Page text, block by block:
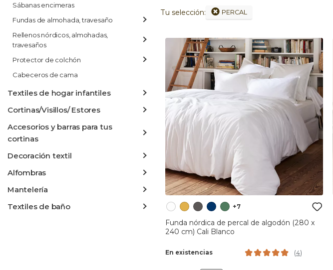
Sábanas encimeras
Fundas de almohada, travesaño
Rellenos nórdicos, almohadas,
travesaños
Protector de colchón
Cabeceros de cama
Textiles de hogar infantiles
Cortinas/Visillos/ Estores
Accesorios y barras para tus
cortinas
Decoración textil
Alfombras
Mantelería
Textiles de baño
Tu selección: PERCAL
+7
Funda nórdica de percal de algodón (280 x
240 cm) Cali Blanco
En existencias (4)